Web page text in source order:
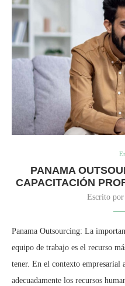
PANAMA
CAPACITACIÓN
Escrito por
Panama Outsourcing: La
equipo de trabajo es el recurso
tener. En el contexto empresarial
adecuadamente los recursos